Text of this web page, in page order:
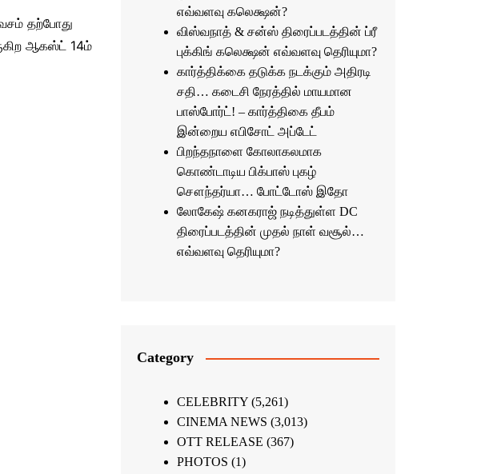
தற்போது
ஆகஸ்ட் 14ம்
எவ்வளவு கலெக்ஷன்?
விஸ்வநாத் & சன்ஸ் திரைப்படத்தின் ப்ரீ
புக்கிங் கலெக்ஷன் எவ்வளவு தெரியுமா?
கார்த்திக்கை தடுக்க நடக்கும் அதிரடி
சதி… கடைசி நேரத்தில் மாயமான
பாஸ்போர்ட்! – கார்த்திகை தீபம்
இன்றைய எபிசோட் அப்டேட்
பிறந்தநாளை கோலாகலமாக
கொண்டாடிய பிக்பாஸ் புகழ்
சௌந்தர்யா… போட்டோஸ் இதோ
லோகேஷ் கனகராஜ் நடித்துள்ள DC
திரைப்படத்தின் முதல் நாள் வசூல்…
எவ்வளவு தெரியுமா?
Category
CELEBRITY(5,261)
CINEMA NEWS (3,013)
OTT RELEASE (367)
PHOTOS (1)